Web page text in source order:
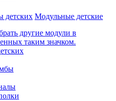
детских Модульные детские
другие модули в
таким значком.